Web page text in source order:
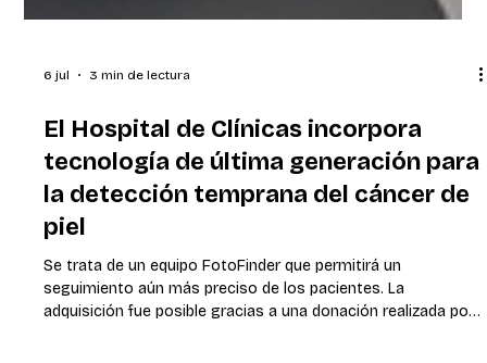
6 jul 3 min de lectura
El Hospital de Clínicas incorpora
tecnología de última generación para
la detección temprana del cáncer de
piel
Se trata de un equipo FotoFinder que permitirá un